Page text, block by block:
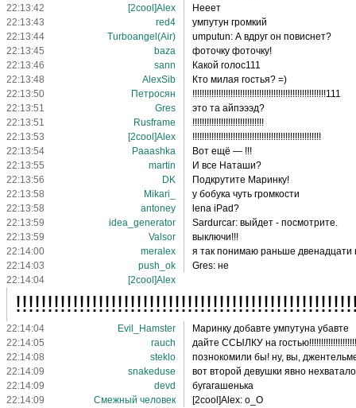
22:13:42
[2cool]Alex
Нееет
22:13:43
red4
умпутун громкий
22:13:44
Turboangel(Air)
umputun: А вдруг он повиснет?
22:13:45
baza
фоточку фоточку!
22:13:46
sann
Какой голос111
22:13:48
AlexSib
Кто милая гостья? =)
22:13:50
Петросян
!!!!!!!!!!!!!!!!!!!!!!!!!!!!!!!!!!!!!!!!!!!!!!!!!!!!!!!!111
22:13:51
Gres
это та айпэээд?
22:13:51
Rusframe
!!!!!!!!!!!!!!!!!!!!!!!!!!!!!!
22:13:53
[2cool]Alex
!!!!!!!!!!!!!!!!!!!!!!!!!!!!!!!!!!!!!!!!!!!!!!!!!!!!!!
22:13:54
Paaashka
Вот ещё — !!!
22:13:55
martin
И все Наташи?
22:13:56
DK
Подкрутите Маринку!
22:13:58
Mikari_
у бобука чуть громкости
22:13:58
antoney
lena iPad?
22:13:59
idea_generator
Sardurcar: выйдет - посмотрите.
22:13:59
Valsor
выключи!!!
22:14:00
meralex
я так понимаю раньше двенадцати
22:14:03
push_ok
Gres: не
22:14:04
[2cool]Alex
22:14:04 Evil_Hamster
Маринку добавте умпутуна убавте
22:14:05
rauch
дайте ССЫЛКУ на
22:14:08
steklo
познокомили бы! ну, вы,
22:14:09
snakeduse
вот второй девушки явно
22:14:09
devd
бугагашенька
22:14:09
Смежный человек
[2cool]Alex: о_О